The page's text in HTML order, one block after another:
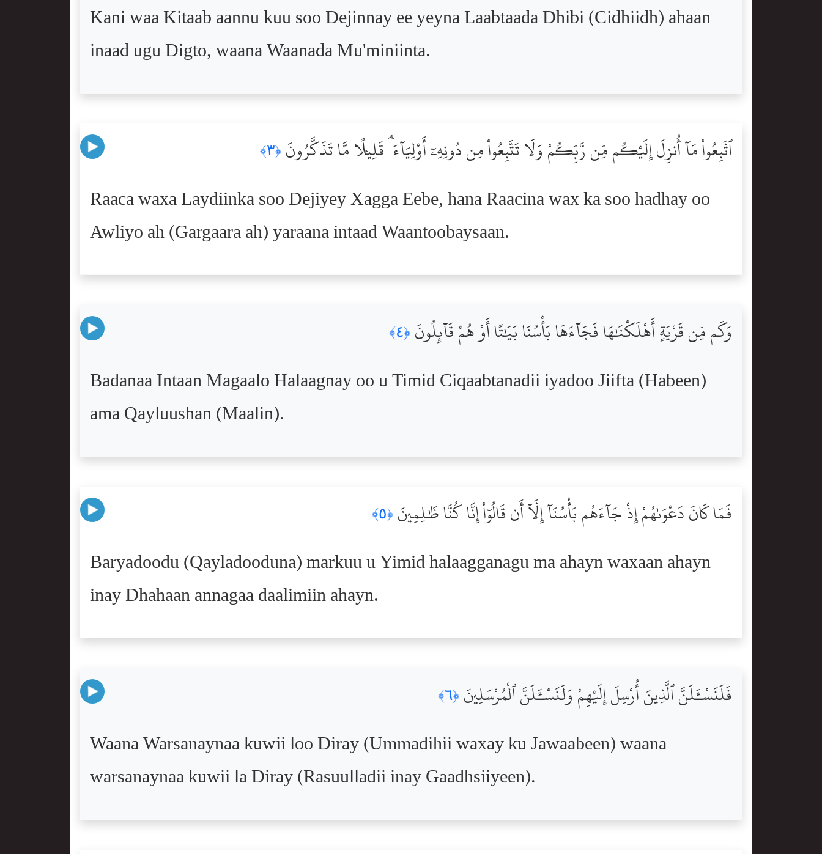
Kani waa Kitaab aannu kuu soo Dejinnay ee yeyna Laabtaada Dhibi (Cidhiidh) ahaan
inaad ugu Digto, waana Waanada Mu'miniinta.
ٱتَّبِعُواْ مَآ أُنزِلَ إِلَيْكُم مِّن رَّبِّكُمْ وَلَا تَتَّبِعُواْ مِن دُونِهِۦٓ أَوْلِيَآءَ ۗ قَلِيلًۭا مَّا تَذَكَّرُونَ ﴿٣﴾
Raaca waxa Laydiinka soo Dejiyey Xagga Eebe, hana Raacina wax ka soo hadhay oo
Awliyo ah (Gargaara ah) yaraana intaad Waantoobaysaan.
وَكَم مِّن قَرْيَةٍ أَهْلَكْنَٰهَا فَجَآءَهَا بَأْسُنَا بَيَٰتًا أَوْ هُمْ قَآئِلُونَ ﴿٤﴾
Badanaa Intaan Magaalo Halaagnay oo u Timid Ciqaabtanadii iyadoo Jiifta (Habeen)
ama Qayluushan (Maalin).
فَمَا كَانَ دَعْوَىٰهُمْ إِذْ جَآءَهُم بَأْسُنَآ إِلَّآ أَن قَالُوٓاْ إِنَّا كُنَّا ظَٰلِمِينَ ﴿٥﴾
Baryadoodu (Qayladooduna) markuu u Yimid halaagganagu ma ahayn waxaan ahayn
inay Dhahaan annagaa daalimiin ahayn.
فَلَنَسْـَٔلَنَّ ٱلَّذِينَ أُرْسِلَ إِلَيْهِمْ وَلَنَسْـَٔلَنَّ ٱلْمُرْسَلِينَ ﴿٦﴾
Waana Warsanaynaa kuwii loo Diray (Ummadihii waxay ku Jawaabeen) waana
warsanaynaa kuwii la Diray (Rasuulladii inay Gaadhsiiyeen).